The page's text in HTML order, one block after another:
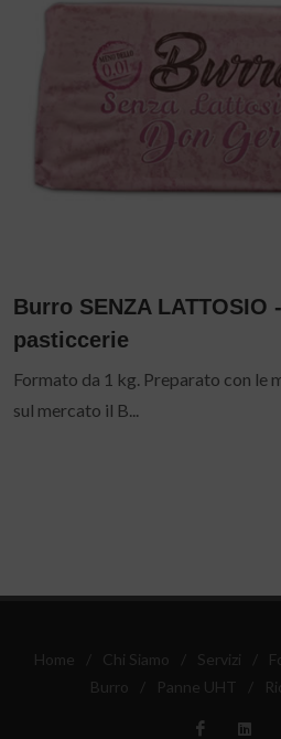
Burro SENZA LATTOSIO
pasticcerie
Formato da 1 kg. Preparato con le
sul mercato il B...
Home Chi Siamo Servizi
Burro
Panne UHT